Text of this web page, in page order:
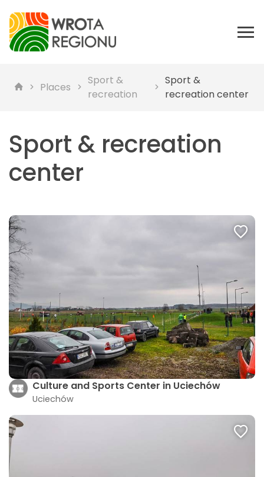
Places
Sport &
recreation
Sport &
recreation center
Sport & recreation
center
Culture and Sports Center in Uciechów
Uciechów